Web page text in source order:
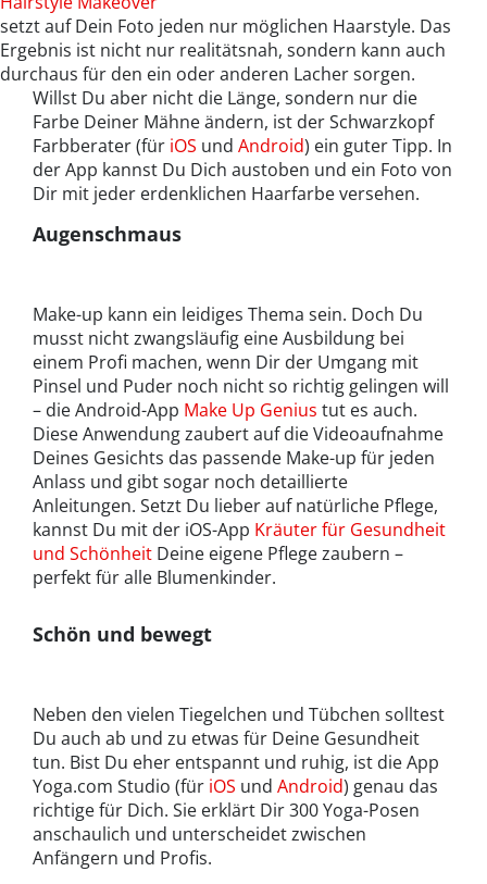
setzt auf Dein Foto jeden nur möglichen Haarstyle. Das
Ergebnis ist nicht nur realitätsnah, sondern kann auch
durchaus für den ein oder anderen Lacher sorgen.
Willst Du aber nicht die Länge, sondern nur die
Farbe Deiner Mähne ändern, ist der Schwarzkopf
Farbberater (für iOS und Android) ein guter Tipp. In
der App kannst Du Dich austoben und ein Foto von
Dir mit jeder erdenklichen Haarfarbe versehen.
Augenschmaus
Make-up kann ein leidiges Thema sein. Doch Du
musst nicht zwangsläufig eine Ausbildung bei
einem Profi machen, wenn Dir der Umgang mit
Pinsel und Puder noch nicht so richtig gelingen will
– die Android-App Make Up Genius tut es auch.
Diese Anwendung zaubert auf die Videoaufnahme
Deines Gesichts das passende Make-up für jeden
Anlass und gibt sogar noch detaillierte
Anleitungen. Setzt Du lieber auf natürliche Pflege,
kannst Du mit der iOS-App Kräuter für Gesundheit
und Schönheit Deine eigene Pflege zaubern –
perfekt für alle Blumenkinder.
Schön und bewegt
Neben den vielen Tiegelchen und Tübchen solltest
Du auch ab und zu etwas für Deine Gesundheit
tun. Bist Du eher entspannt und ruhig, ist die App
Yoga.com Studio (für iOS und Android) genau das
richtige für Dich. Sie erklärt Dir 300 Yoga-Posen
anschaulich und unterscheidet zwischen
Anfängern und Profis.